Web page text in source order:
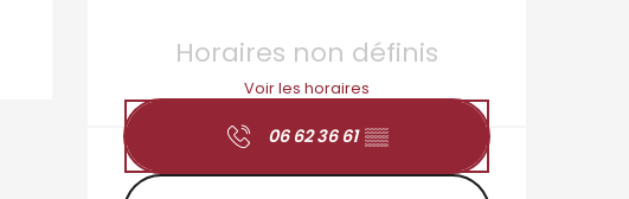
Ouverture et
Horaires non définis
Voir les horaires
06 62 36 61 ▒▒